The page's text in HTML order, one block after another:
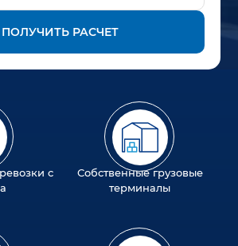
ПОЛУЧИТЬ РАСЧЕТ
с
Собственные грузовые
терминалы